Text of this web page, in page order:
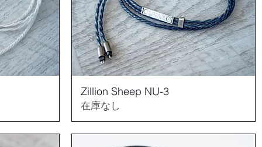
Zillion Sheep NU-3
在庫なし